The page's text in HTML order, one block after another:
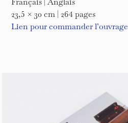
23,5 × 30 cm | 264 pages
Lien pour commander l’ouvrage